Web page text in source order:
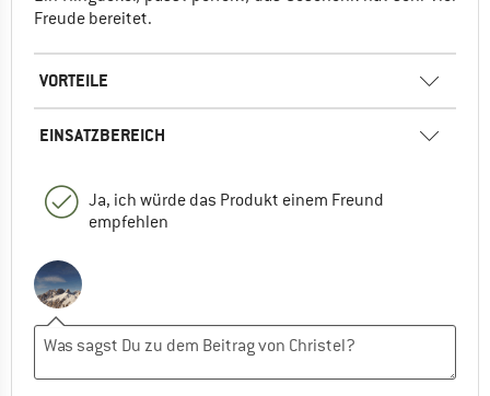
Freude bereitet.
VORTEILE
EINSATZBEREICH
Ja, ich würde das Produkt einem Freund
empfehlen